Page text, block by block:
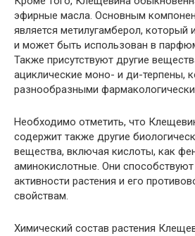
эфирные масла. Основным
является метилугамберол, который
и может быть использован в
Также присутствуют другие
ациклические моно- и ди-терпены,
разнообразными
Необходимо отметить, что
содержит также другие
вещества, включая кислоты, как
аминокислотные. Они
активности растения и его
свойствам.
Химический состав растения